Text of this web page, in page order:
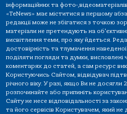
інформаційних та фото-
«TeNews» має міститися в першому
редакції може не збігатися з точкою
матеріали не претендують на
висвітлення теми, про яку йдеться.
достовірність та тлумачення
поділяти погляди та думки, висловлені
коментарях до статей, а сам ресурс
Користуючись Сайтом, відвідувач
річного віку. У разі, якщо Ви не досягли
розпочинайте або припиніть
Сайту не несе відповідальності за
та його сервісів Користувачем, який не